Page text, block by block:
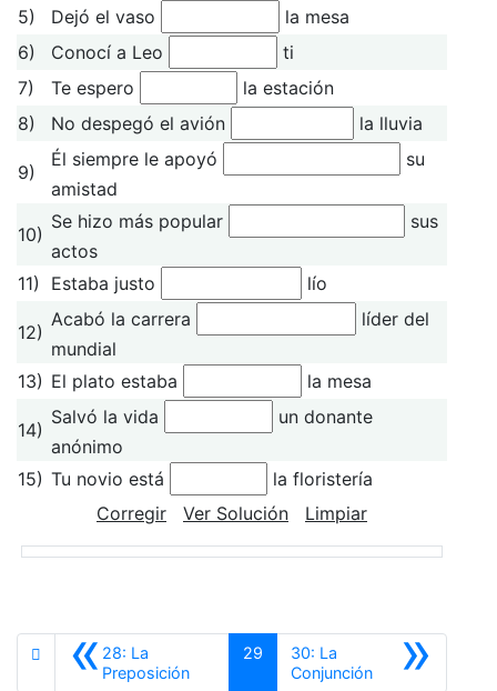
5)
Dejó el vaso
la mesa
6)
Conocí a Leo
ti
7)
Te espero
la estación
8)
No despegó el avión la lluvia
9)
Él siempre le apoyó
su
amistad
10)
Se hizo más popular
sus
actos
11)
Estaba justo lío
12)
Acabó la carrera
líder del
mundial
13) El plato estaba la mesa
14)
Salvó la vida
un donante
anónimo
15) Tu novio está
la floristería
Corregir
Ver Solución Limpiar
«28: La
PreposiciónAnterior
29 »
30: La
ConjunciónSiguiente